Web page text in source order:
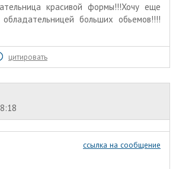
красивой формы!!!Хочу еще
обладательницей больших обьемов!!!!
цитировать
ссылка на сообщение